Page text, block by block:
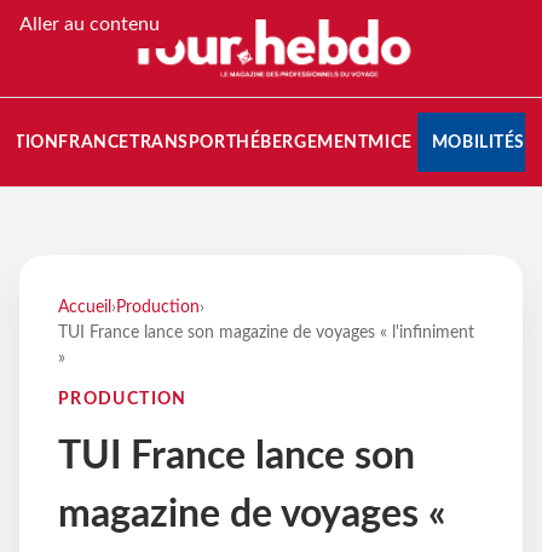
Aller au contenu
FRANCETRANSPORT HÉBERGEMENTMICE MOBILITÉS
Accueil › Production›
TUI France lance son magazine de voyages « l'infiniment
»
PRODUCTION
TUI France lance son
magazine de voyages «